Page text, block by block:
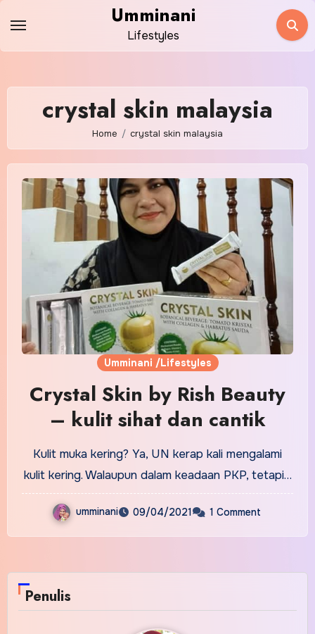
content
Umminani
Lifestyles
crystal skin malaysia
Home crystal skin malaysia
Umminani /Lifestyles
Crystal Skin by Rish Beauty
– kulit sihat dan cantik
Kulit muka kering? Ya, UN kerap kali mengalami
kulit kering. Walaupun dalam keadaan PKP, tetapi…
umminani 09/04/2021 1 Comment
Penulis